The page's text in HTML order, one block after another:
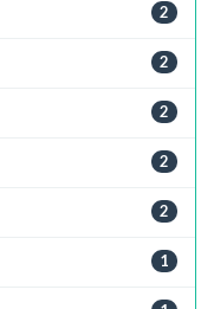
2
2
2
2
2
1